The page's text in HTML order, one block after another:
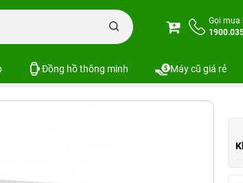
Gọi mua
Đồng hồ thông minh Máy cũ giá rẻ
xếp gọn Baseus LV732-WG dùng cho Macbook/Laptop
WG dùng cho Macbook/